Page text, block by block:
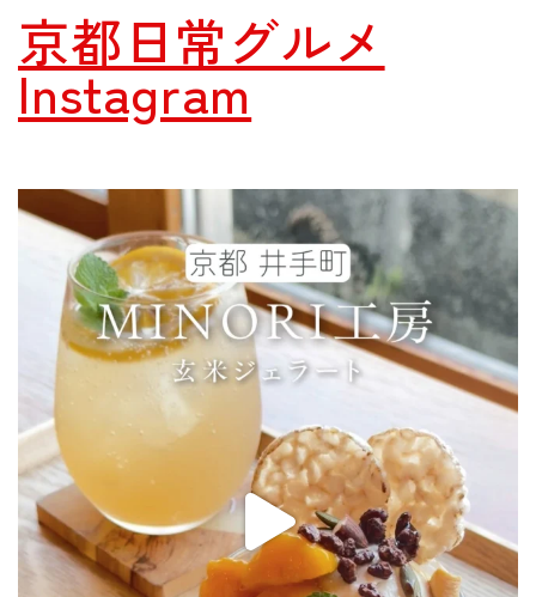
京都日常グルメ
Instagram